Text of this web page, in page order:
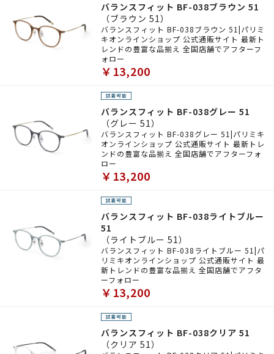
バランスフィット BF-038ブラウン 51
（ブラウン 51）
バランスフィット BF-038ブラウン 51|パリミ
キオンラインショップ 公式通販サイト 最新ト
レンドの豊富な品揃え 全国店舗でアフターフ
ォロー
￥13,200
バランスフィット BF-038グレー 51
（グレー 51）
バランスフィット BF-038グレー 51|パリミキ
オンラインショップ 公式通販サイト 最新トレ
ンドの豊富な品揃え 全国店舗でアフターフォ
ロー
￥13,200
バランスフィット BF-038ライトブルー
51
（ライトブルー 51）
バランスフィット BF-038ライトブルー 51|パ
リミキオンラインショップ 公式通販サイト 最
新トレンドの豊富な品揃え 全国店舗でアフタ
ーフォロー
￥13,200
バランスフィット BF-038クリア 51
（クリア 51）